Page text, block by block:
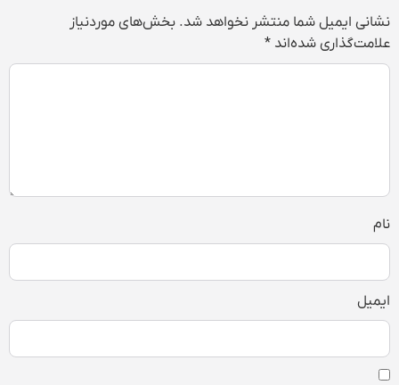
نشانی ایمیل شما منتشر نخواهد شد. بخش‌های موردنیاز
علامت‌گذاری شده‌اند *
نام
ایمیل